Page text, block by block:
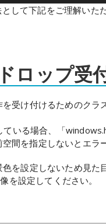
して下記をご理解いた
ロップ受
を受け付けるためのク
いる場合、「
間を指定しないとエラ
を設定しないため見
を設定してください。